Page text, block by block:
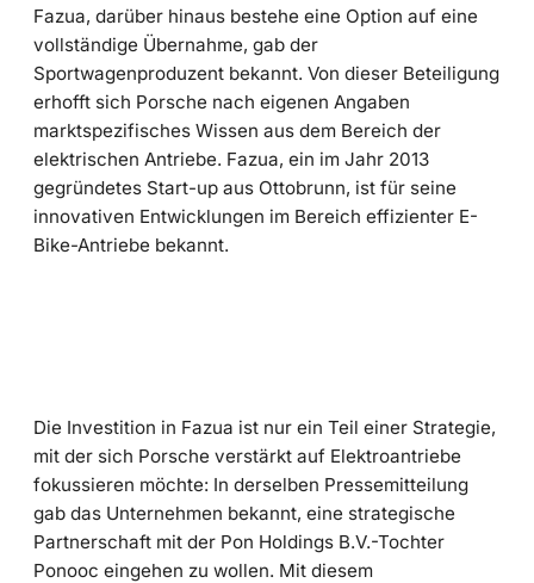
Fazua, darüber hinaus bestehe eine Option auf eine
vollständige Übernahme, gab der
Sportwagenproduzent bekannt. Von dieser Beteiligung
erhofft sich Porsche nach eigenen Angaben
marktspezifisches Wissen aus dem Bereich der
elektrischen Antriebe. Fazua, ein im Jahr 2013
gegründetes Start-up aus Ottobrunn, ist für seine
innovativen Entwicklungen im Bereich effizienter E-
Bike-Antriebe bekannt.
Die Investition in Fazua ist nur ein Teil einer Strategie,
mit der sich Porsche verstärkt auf Elektroantriebe
fokussieren möchte: In derselben Pressemitteilung
gab das Unternehmen bekannt, eine strategische
Partnerschaft mit der Pon Holdings B.V.-Tochter
Ponooc eingehen zu wollen. Mit diesem